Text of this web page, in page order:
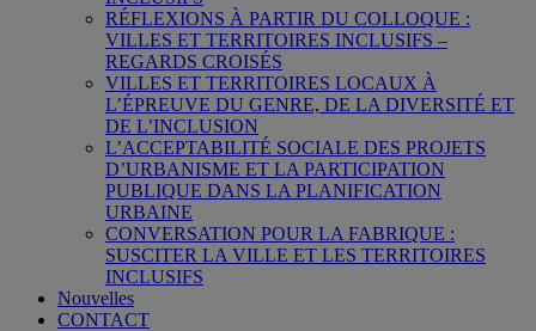
RÉFLEXIONS À PARTIR DU COLLOQUE :
VILLES ET TERRITOIRES INCLUSIFS –
REGARDS CROISÉS
VILLES ET TERRITOIRES LOCAUX À
L’ÉPREUVE DU GENRE, DE LA DIVERSITÉ ET
DE L’INCLUSION
L’ACCEPTABILITÉ SOCIALE DES PROJETS
D’URBANISME ET LA PARTICIPATION
PUBLIQUE DANS LA PLANIFICATION
URBAINE
CONVERSATION POUR LA FABRIQUE :
SUSCITER LA VILLE ET LES TERRITOIRES
INCLUSIFS
Nouvelles
CONTACT